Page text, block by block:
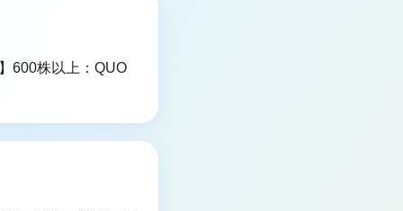
600株以上：QUO